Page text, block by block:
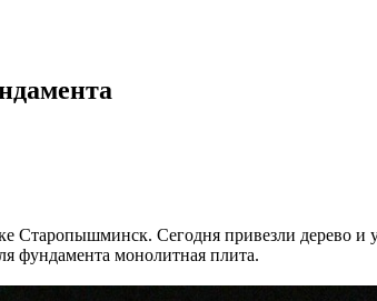
Старопышминск. Сегодня привезли дерево и
фундамента монолитная плита.